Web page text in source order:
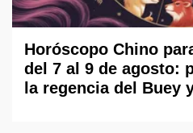
Horóscopo Chino
del 7 al 9 de agosto:
la regencia del Buey